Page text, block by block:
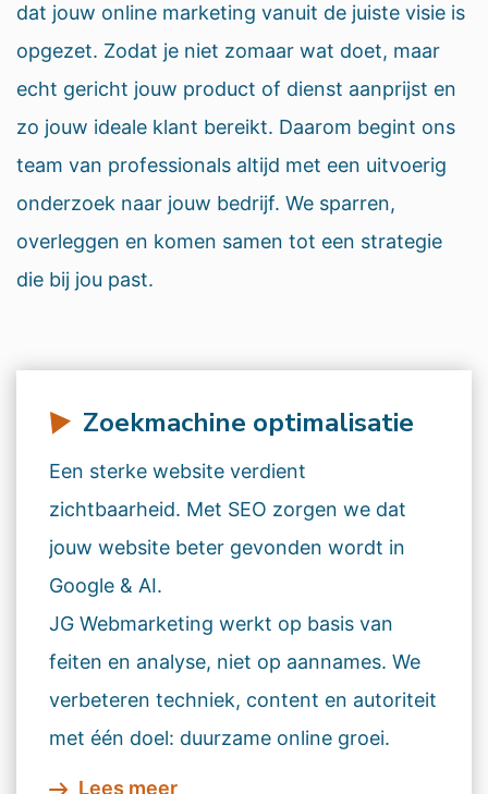
dat jouw online marketing vanuit de juiste visie is
opgezet. Zodat je niet zomaar wat doet, maar
echt gericht jouw product of dienst aanprijst en
zo jouw ideale klant bereikt. Daarom begint ons
team van professionals altijd met een uitvoerig
onderzoek naar jouw bedrijf. We sparren,
overleggen en komen samen tot een strategie
die bij jou past.
Zoekmachine optimalisatie
Een sterke website verdient
zichtbaarheid. Met SEO zorgen we dat
jouw website beter gevonden wordt in
Google & AI.
JG Webmarketing werkt op basis van
feiten en analyse, niet op aannames. We
verbeteren techniek, content en autoriteit
met één doel: duurzame online groei.
Lees meer